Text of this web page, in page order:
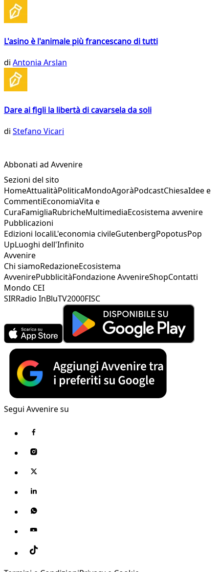
L'asino è l'animale più francescano di tutti
di Antonia Arslan
Dare ai figli la libertà di cavarsela da soli
di Stefano Vicari
Abbonati ad Avvenire
Sezioni del sito
HomeAttualitàPoliticaMondoAgoràPodcastChiesaIdee e
CommentiEconomiaVita e
CuraFamigliaRubricheMultimediaEcosistema avvenire
Pubblicazioni
Edizioni localiL'economia civileGutenbergPopotusPop
UpLuoghi dell'Infinito
Avvenire
Chi siamoRedazioneEcosistema
AvvenirePubblicitàFondazione AvvenireShopContatti
Mondo CEI
SIRRadio InBluTV2000FISC
Segui Avvenire su